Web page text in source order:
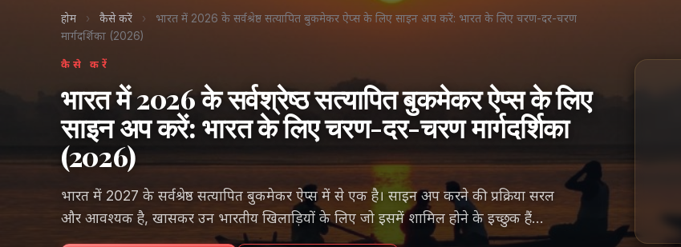
होम › कैसे करें ›
भारत में 2026 के सर्वश्रेष्ठ सत्यापित बुकमेकर ऐप्स के लिए साइन अप करें: भारत के लिए चरण-दर-चरण
मार्गदर्शिका (2026)
कैसे करें
भारत में 2026 के सर्वश्रेष्ठ सत्यापित बुकमेकर ऐप्स के लिए
साइन अप करें: भारत के लिए चरण-दर-चरण मार्गदर्शिका
(2026)
भारत में 2027 के सर्वश्रेष्ठ सत्यापित बुकमेकर ऐप्स में से एक है। साइन अप करने की प्रक्रिया सरल
और आवश्यक है, खासकर उन भारतीय खिलाड़ियों के लिए जो इसमें शामिल होने के इच्छुक हैं…